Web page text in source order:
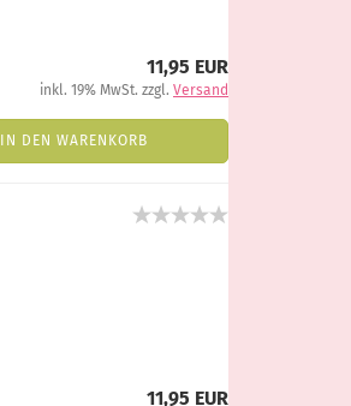
11,95 EUR
inkl. 19% MwSt. zzgl. Versand
IN DEN WARENKORB
11,95 EUR